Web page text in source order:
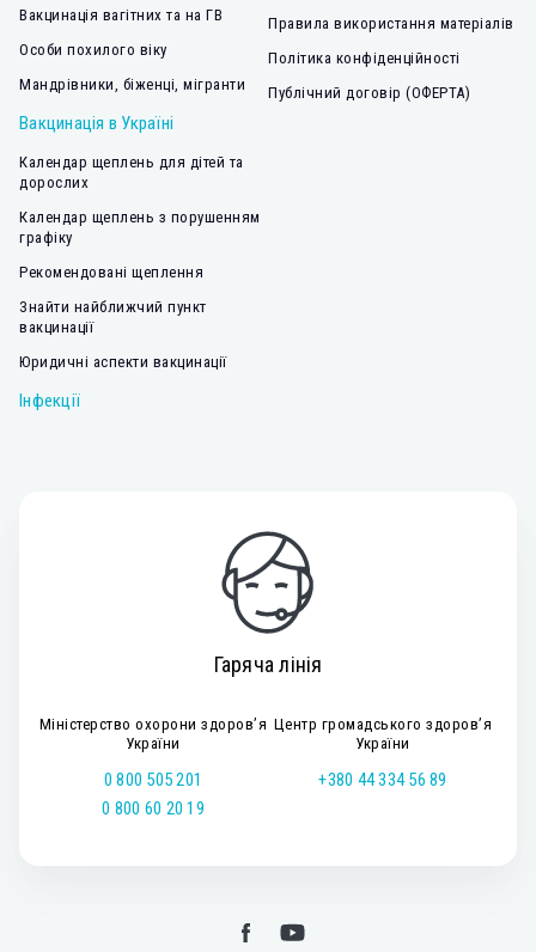
Вакцинація вагітних та на ГВ
Особи похилого віку
Мандрівники, біженці, мігранти
Вакцинація в Україні
Календар щеплень для дітей та
дорослих
Календар щеплень з порушенням
графіку
Рекомендовані щеплення
Знайти найближчий пункт
вакцинації
Юридичні аспекти вакцинації
Інфекції
Правила використання матеріалів
Політика конфіденційності
Публічний договір (ОФЕРТА)
Гаряча лінія
Міністерство охорони здоров’я
України
0 800 505 201
0 800 60 20 19
Центр громадського здоров’я
України
+380 44 334 56 89